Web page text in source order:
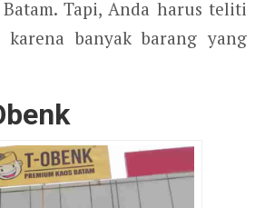
Tapi, Anda harus teliti
karena banyak barang yang